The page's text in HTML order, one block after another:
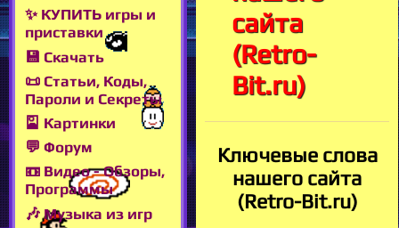
✨ КУПИТЬ игры и
приставки
💾 Скачать
📜 Статьи, Коды,
Пароли и Секреты
🎴 Картинки
💬 Форум
📼 Видео - Обзоры,
Программы
🎶 Музыка из игр
сайта
(Retro-
Bit.ru)
Ключевые слова
нашего сайта
(Retro-Bit.ru)